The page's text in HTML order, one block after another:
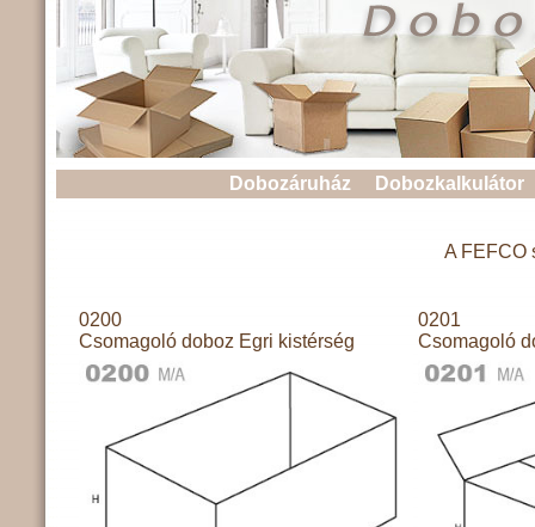
Dobozáruház Dobozkalkulátor
A FEFCO
0200
Csomagoló doboz Egri kistérség
0201
Csomagoló